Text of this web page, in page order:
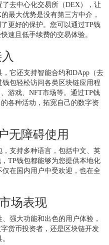
去中心化交易所（DEX），让
最大优势是没有第三方中介，
更好的保护。您可以通过TP钱
速且低手续费的交易体验。
它还支持智能合约和DApp（去
包轻松访问各类区块链应用程
游戏、NFT市场等。通过TP钱
各种活动，拓宽自己的数字资
无障碍使用
支持多种语言，包括中文、英
TP钱包都能够为您提供本地化
在国内用户中受欢迎，也在全
场表现
强大功能和出色的用户体验，
货币投资者，还是区块链开发